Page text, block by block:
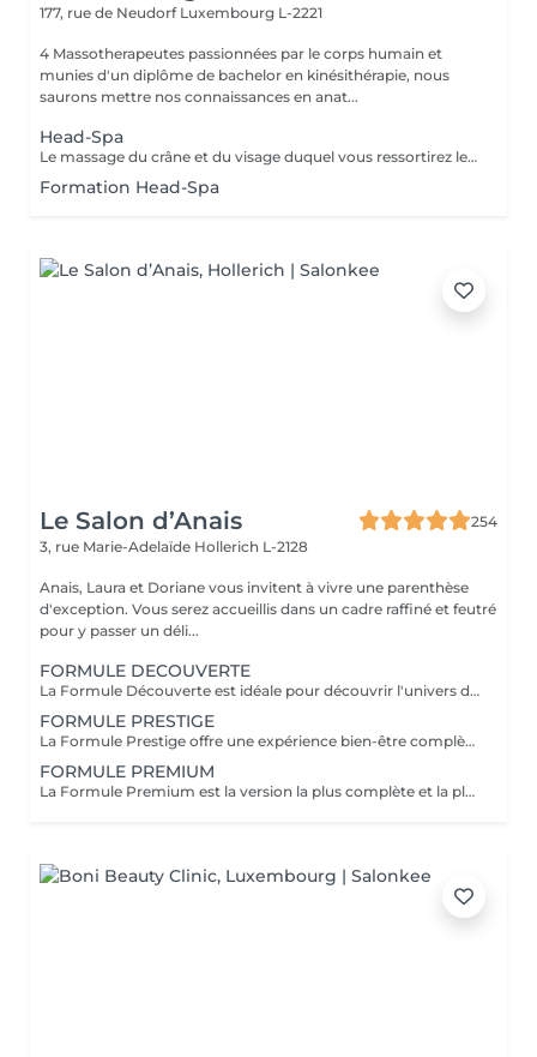
177, rue de Neudorf Luxembourg L-2221
4 Massotherapeutes passionnées par le corps humain et
munies d'un diplôme de bachelor en kinésithérapie, nous
saurons mettre nos connaissances en anat...
Head-Spa
Le massage du crâne et du visage duquel vous ressortirez les cheveux propres. Association de l'utilisation du massage, de l'eau et de la vapeur afin de vous garantir une séance vraiment relaxante. Utilisation de l'huile essentielle adaptée à votre cuir chevelu après analyse. Contre-indications : Extentions, tissages et tresses plaquées. Attendre 72h après une coloration. Accord médical nécéssaire en cas de chimiothérapie/rémission. Merci de nous informer en cas de grossesse ou allaitement afin d'adapter les produits utilisés.
Formation Head-Spa
Le Salon d’Anais
254
3, rue Marie-Adelaïde Hollerich L-2128
Anais, Laura et Doriane vous invitent à vivre une parenthèse
d'exception. Vous serez accueillis dans un cadre raffiné et feutré
pour y passer un déli...
FORMULE DECOUVERTE
La Formule Découverte est idéale pour découvrir l'univers du Head Spa et s'offrir un véritable moment de détente. Ce soin associe massage crânien par acupression, diffusion d'eau sous arche et ambiance sensorielle apaisante pour libérer les tensions et favoriser le lâcher-prise. Le cuir chevelu est revitalisé, l'esprit apaisé et les cheveux retrouvent douceur et légèreté. Le séchage des cheveux est inclus à la fin de la prestation. Parfaite pour une première expérience relaxante.
FORMULE PRESTIGE
La Formule Prestige offre une expérience bien-être complète, alliant soin du cuir chevelu, détente capillaire et soin du visage. Grâce à des techniques manuelles ciblées et à une atmosphère enveloppante, cette formule procure une relaxation profonde tout en sublimant la peau et les cheveux. Elle permet de relâcher les tensions, d'améliorer la circulation et de retrouver une sensation d'équilibre et d'harmonie. Le séchage des cheveux est inclus. Idéale pour s'accorder un moment de bien-être global.
FORMULE PREMIUM
La Formule Premium est la version la plus complète et la plus exclusive de l'expérience Head Spa. Elle reprend tous les bienfaits de la Formule Prestige, avec un soin visage complet, un soin capillaire approfondi et une relaxation globale, tout en y ajoutant un gommage du cuir chevelu, une diffusion de vapeur et un massage spécifique réalisé pendant le temps de pause. La vapeur permet d'optimiser l'efficacité des soins, de détendre les muscles en profondeur et de renforcer les bienfaits du massage crânien. Chaque étape est pensée pour offrir un moment d'exception, alliant performance, confort et lâcher-prise total. Le séchage des cheveux est inclus. Recommandée pour vivre l'expérience Head Spa dans sa version la plus luxueuse.